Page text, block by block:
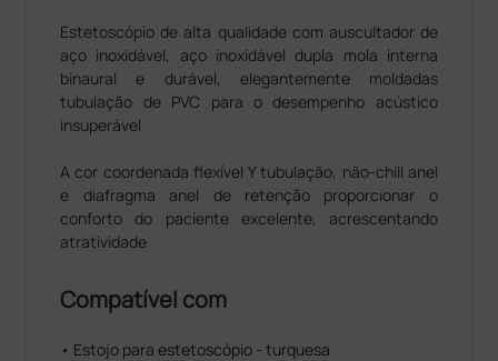
Estetoscópio de alta qualidade com auscultador de
aço inoxidável, aço inoxidável dupla mola interna
binaural e durável, elegantemente moldadas
tubulação de PVC para o desempenho acústico
insuperável
A cor coordenada flexível Y tubulação, não-chill anel
e diafragma anel de retenção proporcionar o
conforto do paciente excelente, acrescentando
atratividade
Compatível com
• Estojo para estetoscópio - turquesa